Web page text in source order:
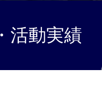
活動実績